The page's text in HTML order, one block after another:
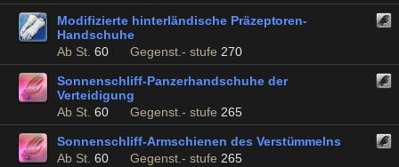
Modifizierte hinterländische Präzeptoren-
Handschuhe
Ab St. 60 Gegenst.- stufe 270
Sonnenschliff-Panzerhandschuhe der
Verteidigung
Ab St. 60 Gegenst.- stufe 265
Sonnenschliff-Armschienen des Verstümmelns
Ab St. 60 Gegenst.- stufe 265